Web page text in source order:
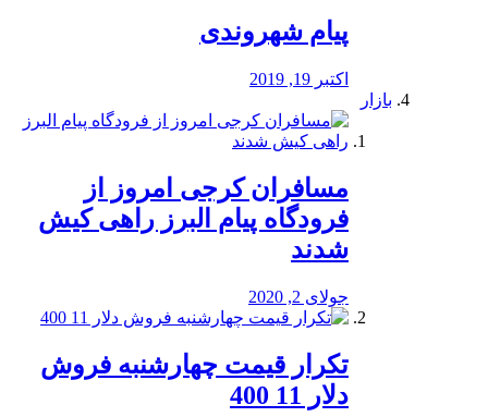
پیام شهروندی
اکتبر 19, 2019
بازار
مسافران کرجی امروز از
فرودگاه پیام البرز راهی کیش
شدند
جولای 2, 2020
تکرار قیمت چهارشنبه فروش
دلار 11 400